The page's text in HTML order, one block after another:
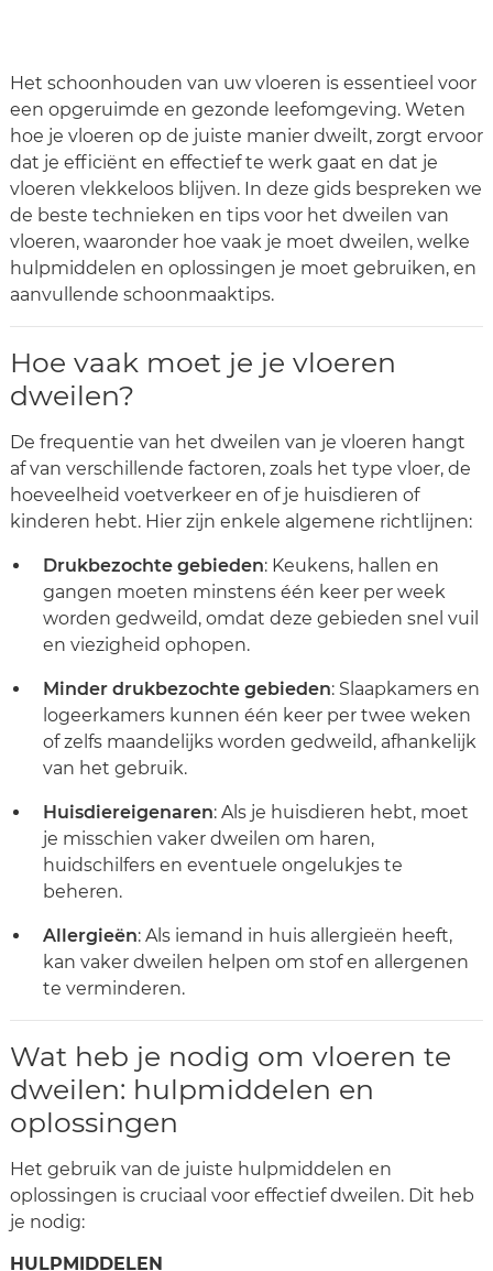
Het schoonhouden van uw vloeren is essentieel voor
een opgeruimde en gezonde leefomgeving. Weten
hoe je vloeren op de juiste manier dweilt, zorgt ervoor
dat je efficiënt en effectief te werk gaat en dat je
vloeren vlekkeloos blijven. In deze gids bespreken we
de beste technieken en tips voor het dweilen van
vloeren, waaronder hoe vaak je moet dweilen, welke
hulpmiddelen en oplossingen je moet gebruiken, en
aanvullende schoonmaaktips.
Hoe vaak moet je je vloeren
dweilen?
De frequentie van het dweilen van je vloeren hangt
af van verschillende factoren, zoals het type vloer, de
hoeveelheid voetverkeer en of je huisdieren of
kinderen hebt. Hier zijn enkele algemene richtlijnen:
Drukbezochte gebieden: Keukens, hallen en
gangen moeten minstens één keer per week
worden gedweild, omdat deze gebieden snel vuil
en viezigheid ophopen.
Minder drukbezochte gebieden: Slaapkamers en
logeerkamers kunnen één keer per twee weken
of zelfs maandelijks worden gedweild, afhankelijk
van het gebruik.
Huisdiereigenaren: Als je huisdieren hebt, moet
je misschien vaker dweilen om haren,
huidschilfers en eventuele ongelukjes te
beheren.
Allergieën: Als iemand in huis allergieën heeft,
kan vaker dweilen helpen om stof en allergenen
te verminderen.
Wat heb je nodig om vloeren te
dweilen: hulpmiddelen en
oplossingen
Het gebruik van de juiste hulpmiddelen en
oplossingen is cruciaal voor effectief dweilen. Dit heb
je nodig:
HULPMIDDELEN